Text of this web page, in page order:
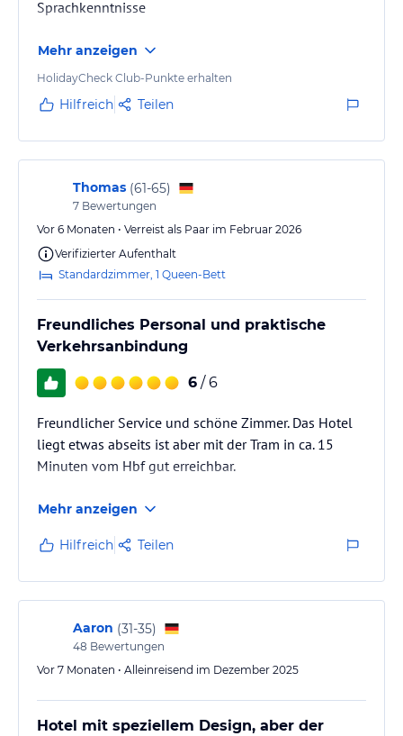
Sprachkenntnisse
Mehr anzeigen
HolidayCheck Club-Punkte erhalten
Hilfreich Teilen
Thomas (61-65)
7 Bewertungen
Vor 6 Monaten • Verreist als Paar im Februar 2026
Verifizierter Aufenthalt
Standardzimmer, 1 Queen-Bett
Freundliches Personal und praktische
Verkehrsanbindung
6 / 6
Freundlicher Service und schöne Zimmer. Das Hotel
liegt etwas abseits ist aber mit der Tram in ca. 15
Minuten vom Hbf gut erreichbar.
Mehr anzeigen
Hilfreich Teilen
Aaron (31-35)
48 Bewertungen
Vor 7 Monaten • Alleinreisend im Dezember 2025
Hotel mit speziellem Design, aber der